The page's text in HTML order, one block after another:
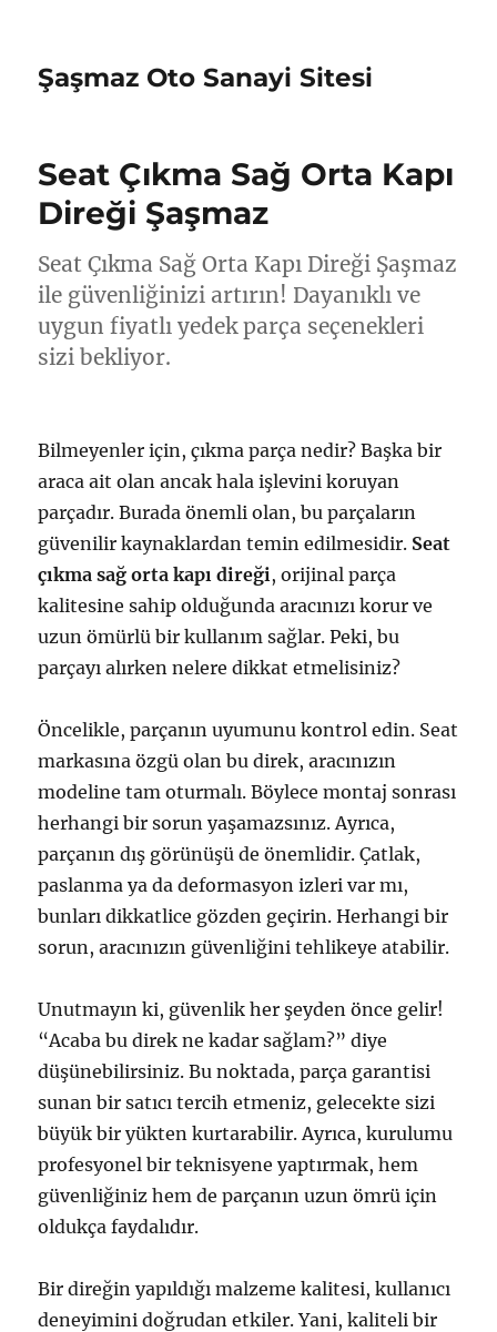
Şaşmaz Oto Sanayi Sitesi
Seat Çıkma Sağ Orta Kapı
Direği Şaşmaz
Seat Çıkma Sağ Orta Kapı Direği Şaşmaz
ile güvenliğinizi artırın! Dayanıklı ve
uygun fiyatlı yedek parça seçenekleri
sizi bekliyor.
Bilmeyenler için, çıkma parça nedir? Başka bir
araca ait olan ancak hala işlevini koruyan
parçadır. Burada önemli olan, bu parçaların
güvenilir kaynaklardan temin edilmesidir. Seat
çıkma sağ orta kapı direği, orijinal parça
kalitesine sahip olduğunda aracınızı korur ve
uzun ömürlü bir kullanım sağlar. Peki, bu
parçayı alırken nelere dikkat etmelisiniz?
Öncelikle, parçanın uyumunu kontrol edin. Seat
markasına özgü olan bu direk, aracınızın
modeline tam oturmalı. Böylece montaj sonrası
herhangi bir sorun yaşamazsınız. Ayrıca,
parçanın dış görünüşü de önemlidir. Çatlak,
paslanma ya da deformasyon izleri var mı,
bunları dikkatlice gözden geçirin. Herhangi bir
sorun, aracınızın güvenliğini tehlikeye atabilir.
Unutmayın ki, güvenlik her şeyden önce gelir!
“Acaba bu direk ne kadar sağlam?” diye
düşünebilirsiniz. Bu noktada, parça garantisi
sunan bir satıcı tercih etmeniz, gelecekte sizi
büyük bir yükten kurtarabilir. Ayrıca, kurulumu
profesyonel bir teknisyene yaptırmak, hem
güvenliğiniz hem de parçanın uzun ömrü için
oldukça faydalıdır.
Bir direğin yapıldığı malzeme kalitesi, kullanıcı
deneyimini doğrudan etkiler. Yani, kaliteli bir